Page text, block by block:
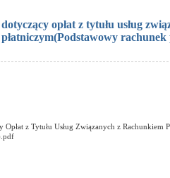
opłat z tytułu usług
płatniczym(Podstawowy rachunek
z Tytułu Usług Związanych z Rachunkiem